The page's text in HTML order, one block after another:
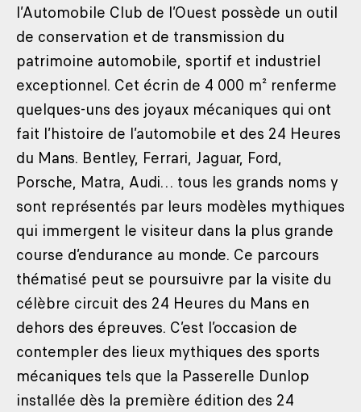
l’Automobile Club de l’Ouest possède un outil
de conservation et de transmission du
patrimoine automobile, sportif et industriel
exceptionnel. Cet écrin de 4 000 m² renferme
quelques-uns des joyaux mécaniques qui ont
fait l’histoire de l’automobile et des 24 Heures
du Mans. Bentley, Ferrari, Jaguar, Ford,
Porsche, Matra, Audi… tous les grands noms y
sont représentés par leurs modèles mythiques
qui immergent le visiteur dans la plus grande
course d’endurance au monde. Ce parcours
thématisé peut se poursuivre par la visite du
célèbre circuit des 24 Heures du Mans en
dehors des épreuves. C’est l’occasion de
contempler des lieux mythiques des sports
mécaniques tels que la Passerelle Dunlop
installée dès la première édition des 24